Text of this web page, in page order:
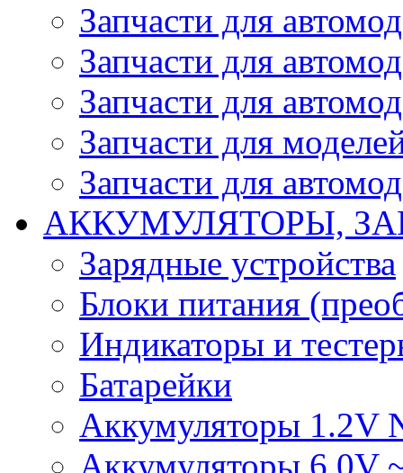
Запчасти для
Запчасти для
Запчасти для
Запчасти для
Запчасти для
АККУМУЛЯТОРЫ,
Зарядные устройства
Блоки питания
Индикаторы и
Батарейки
Аккумуляторы 1.2V